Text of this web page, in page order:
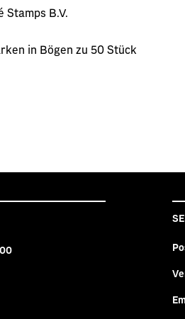
Stamps B.V.
in Bögen zu 50 Stück
facebook
YouTube
auf LinkedIn
auf